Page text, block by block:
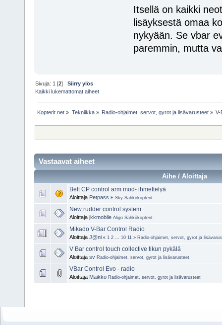
Itsellä on kaikki
lisäyksestä omaa
nykyään. Se vbar
paremmin, mutta
Sivuja: 1 [2]Siirry ylös
Kaikki lukemattomat aiheet
Kopterit.net » Tekniikka» Radio-ohjaimet, servot, gyrot ja lisävarusteet» V-
Vastaavat aiheet
Aihe / Aloittaja
Belt CP control arm mod- ihmettelyä
Aloittaja Petpass E-Sky Sähkökopterit
New rudder control system
Aloittaja jkkmobile Align Sähkökopterit
Mikado V-Bar Control Radio
Aloittaja J@ni « 1 2 ... 10 11 » Radio-ohjaimet, servot, gyrot ja
V Bar control touch collective tikun pykälä
Aloittaja sv Radio-ohjaimet, servot, gyrot ja lisävarusteet
VBar Control Evo - radio
Aloittaja Maikko Radio-ohjaimet, servot, gyrot ja lisävarusteet